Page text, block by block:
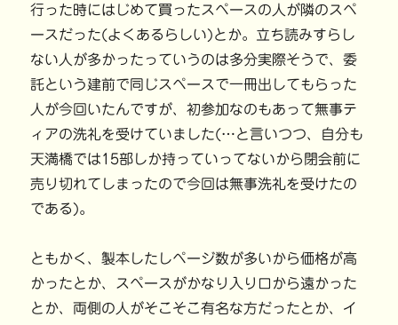
行った時にはじめて買ったスペースの人が隣のスペ
ースだった(よくあるらしい)とか。立ち読みすらし
ない人が多かったっていうのは多分実際そうで、委
託という建前で同じスペースで一冊出してもらった
人が今回いたんですが、初参加なのもあって無事テ
ィアの洗礼を受けていました(…と言いつつ、自分も
天満橋では15部しか持っていってないから閉会前に
売り切れてしまったので今回は無事洗礼を受けたの
である)。
ともかく、製本したしページ数が多いから価格が高
かったとか、スペースがかなり入り口から遠かった
とか、両側の人がそこそこ有名な方だったとか、イ